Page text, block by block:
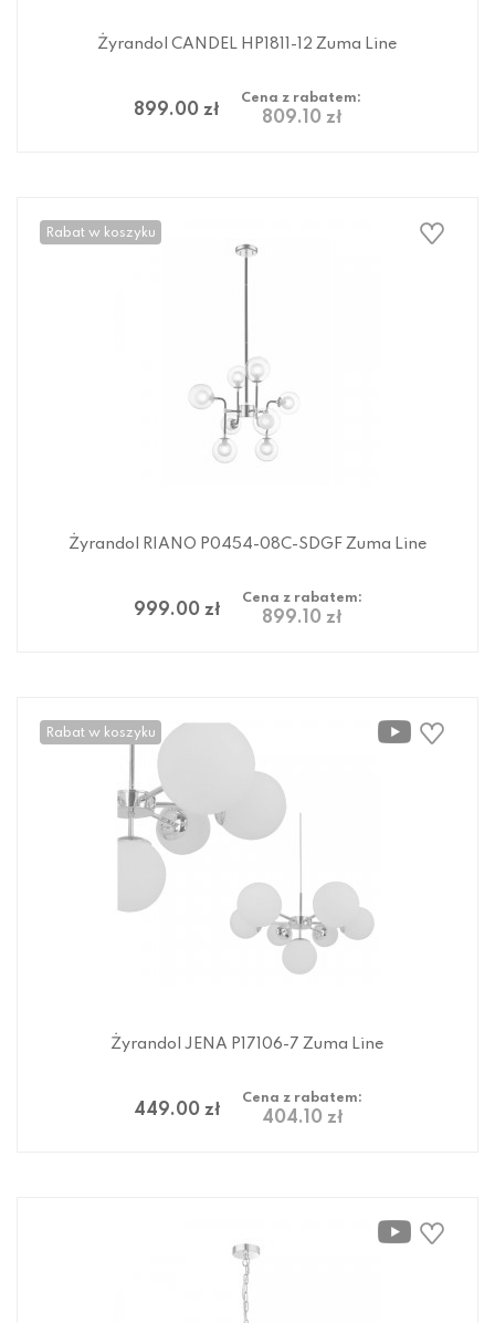
Żyrandol CANDEL HP1811-12 Zuma Line
899.00 zł
Cena z rabatem:
809.10 zł
Rabat w koszyku
Żyrandol RIANO P0454-08C-SDGF Zuma Line
999.00 zł
Cena z rabatem:
899.10 zł
Rabat w koszyku
Żyrandol JENA P17106-7 Zuma Line
449.00 zł
Cena z rabatem:
404.10 zł